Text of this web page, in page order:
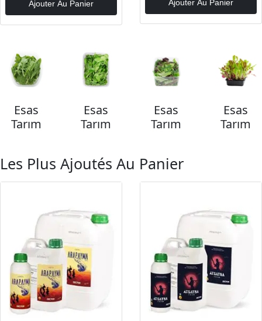
Ajouter Au Panier Ajouter Au Panier
Esas
Tarım
Esas
Tarım
Esas
Tarım
Esas
Tarım
Les Plus Ajoutés Au Panier